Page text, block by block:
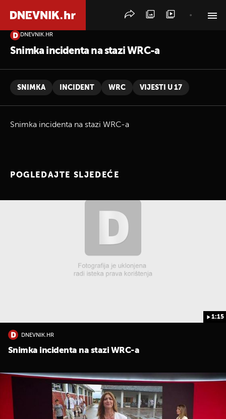
DNEVNIK.HR
Snimka incidenta na stazi WRC-a
SNIMKA INCIDENT WRC VIJESTI U 17
Snimka incidenta na stazi WRC-a
POGLEDAJTE SLJEDEĆE
1:15
DNEVNIK.HR
Snimka incidenta na stazi WRC-a
PRETRAŽITE VIJESTI